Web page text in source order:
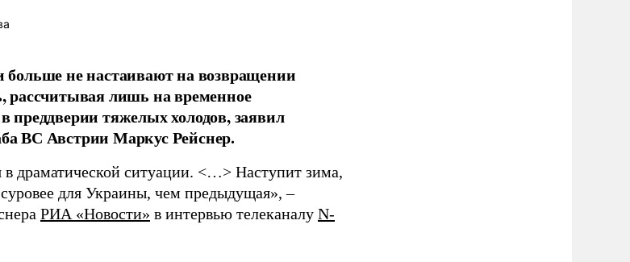
больше не настаивают на возвращении
рассчитывая лишь на временное
преддверии тяжелых холодов, заявил
ВС Австрии Маркус Рейснер.
в драматической ситуации. <…> Наступит зима,
суровее для Украины, чем предыдущая», –
РИА «Новости» в интервью телеканалу N-